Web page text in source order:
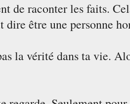
de raconter les faits.
être une personne
la vérité dans ta vie.